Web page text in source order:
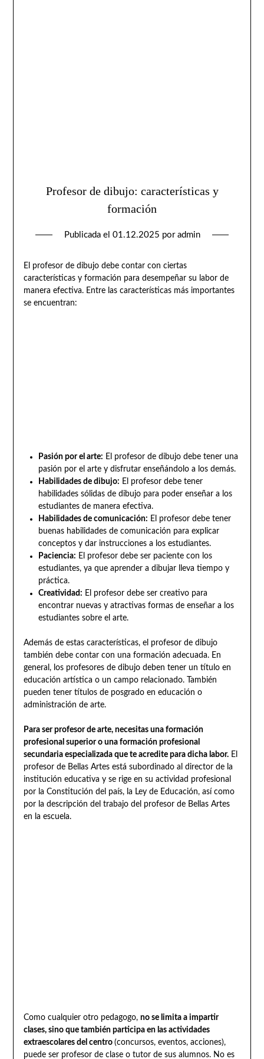
Profesor de dibujo: características y
formación
Publicada el 01.12.2025 por admin
El profesor de dibujo debe contar con ciertas
características y formación para desempeñar su labor de
manera efectiva. Entre las características más importantes
se encuentran:
Pasión por el arte: El profesor de dibujo debe tener una
pasión por el arte y disfrutar enseñándolo a los demás.
Habilidades de dibujo: El profesor debe tener
habilidades sólidas de dibujo para poder enseñar a los
estudiantes de manera efectiva.
Habilidades de comunicación: El profesor debe tener
buenas habilidades de comunicación para explicar
conceptos y dar instrucciones a los estudiantes.
Paciencia: El profesor debe ser paciente con los
estudiantes, ya que aprender a dibujar lleva tiempo y
práctica.
Creatividad: El profesor debe ser creativo para
encontrar nuevas y atractivas formas de enseñar a los
estudiantes sobre el arte.
Además de estas características, el profesor de dibujo
también debe contar con una formación adecuada. En
general, los profesores de dibujo deben tener un título en
educación artística o un campo relacionado. También
pueden tener títulos de posgrado en educación o
administración de arte.
Para ser profesor de arte, necesitas una formación
profesional superior o una formación profesional
secundaria especializada que te acredite para dicha labor.El
profesor de Bellas Artes está subordinado al director de la
institución educativa y se rige en su actividad profesional
por la Constitución del país, la Ley de Educación, así como
por la descripción del trabajo del profesor de Bellas Artes
en la escuela.
Como cualquier otro pedagogo, no se limita a impartir
clases, sino que también participa en las actividades
extraescolares del centro (concursos, eventos, acciones),
puede ser profesor de clase o tutor de sus alumnos. No es